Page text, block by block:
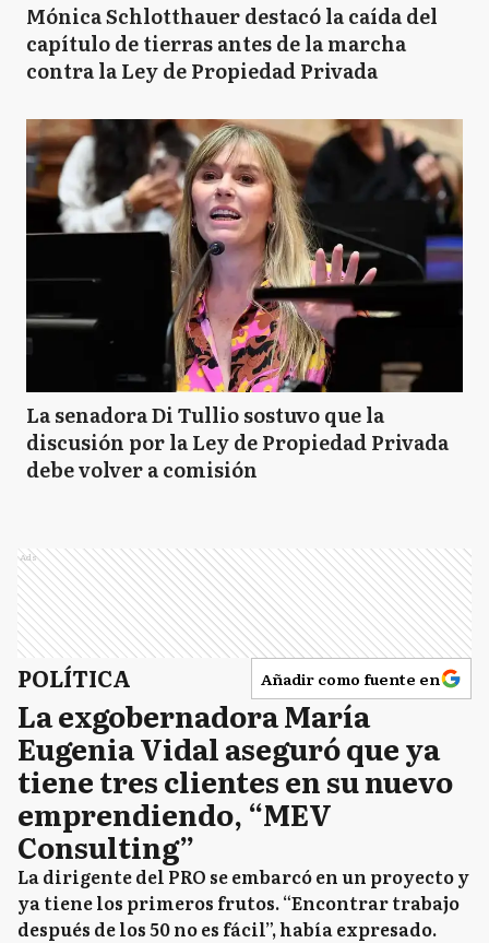
Mónica Schlotthauer destacó la caída del
capítulo de tierras antes de la marcha
contra la Ley de Propiedad Privada
La senadora Di Tullio sostuvo que la
discusión por la Ley de Propiedad Privada
debe volver a comisión
Ads
POLÍTICA Añadir como fuente en
La exgobernadora María
Eugenia Vidal aseguró que ya
tiene tres clientes en su nuevo
emprendiendo, “MEV
Consulting”
La dirigente del PRO se embarcó en un proyecto y
ya tiene los primeros frutos. “Encontrar trabajo
después de los 50 no es fácil”, había expresado.